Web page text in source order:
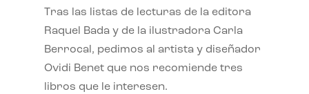
Tras las listas de lecturas de la editora
Raquel Bada y de la ilustradora Carla
Berrocal, pedimos al artista y diseñador
Ovidi Benet que nos recomiende tres
libros que le interesen.